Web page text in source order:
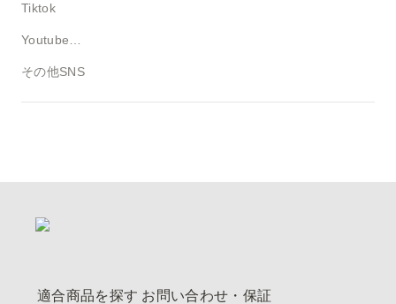
Tiktok
その他SNS
適合商品を探す お問い合わせ・保証